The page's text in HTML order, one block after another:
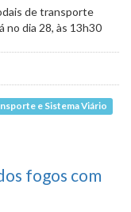
de transporte
no dia 28, às 13h30
e Sistema Viário
fogos com